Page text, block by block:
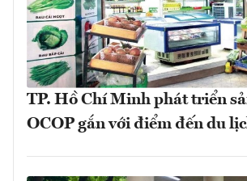
TP. Hồ Chí Minh phát triển
OCOP gắn với điểm đến du